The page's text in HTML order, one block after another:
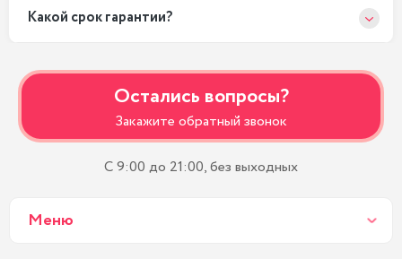
Какой срок гарантии?
Остались вопросы?
Закажите обратный звонок
С 9:00 до 21:00, без выходных
Меню